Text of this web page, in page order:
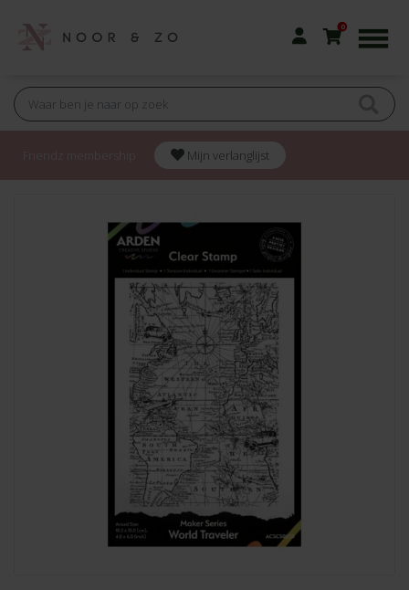
0
Mijn verlanglijst